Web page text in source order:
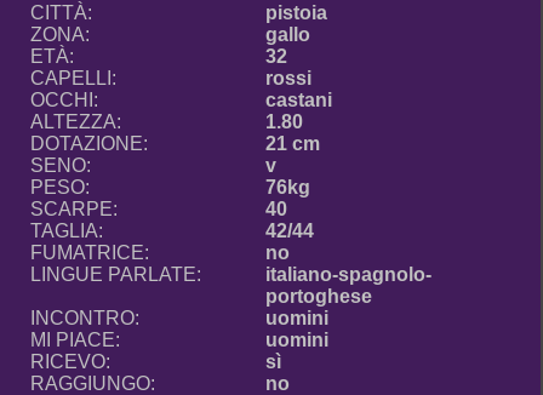
CITTÀ:
pistoia
ZONA:
gallo
ETÀ:
32
CAPELLI:
rossi
OCCHI:
castani
ALTEZZA:
1.80
DOTAZIONE:
21 cm
SENO:
v
PESO:
76kg
SCARPE:
40
TAGLIA:
42/44
FUMATRICE:
no
LINGUE PARLATE:
italiano-spagnolo-
portoghese
INCONTRO:
uomini
MI PIACE:
uomini
RICEVO:
sì
RAGGIUNGO:
no